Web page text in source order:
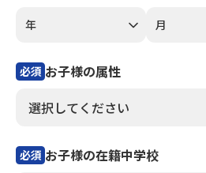
必須 お子様の属性
必須 お子様の在籍中学校